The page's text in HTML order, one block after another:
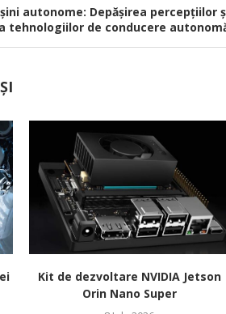
autonome: Depășirea percepțiilor
tehnologiilor de conducere
Kit de dezvoltare NVIDIA Jetson
Orin Nano Super